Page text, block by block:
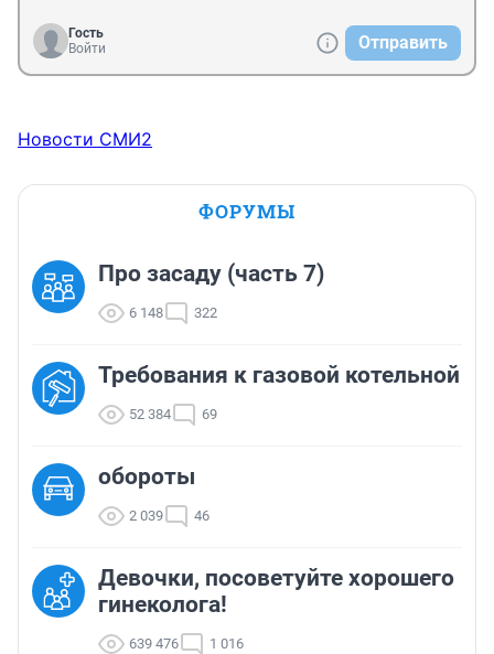
Гость
Войти
Отправить
Новости СМИ2
ФОРУМЫ
Про засаду (часть 7)
6 148 322
Требования к газовой котельной
52 384 69
обороты
2 039 46
Девочки, посоветуйте хорошего
гинеколога!
639 476 1 016